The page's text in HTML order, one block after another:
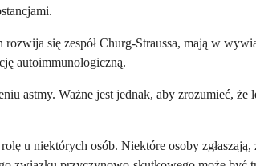
się zespół Churg-Straussa, mają w
autoimmunologiczną.
astmy. Ważne jest jednak, aby zrozumieć,
u niektórych osób. Niektóre osoby